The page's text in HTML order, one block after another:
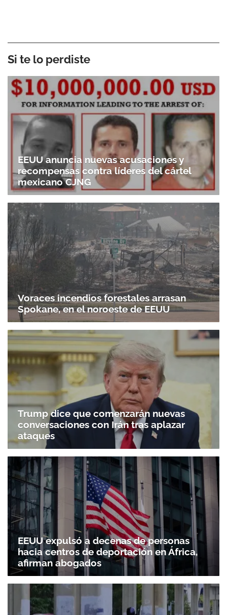
Si te lo perdiste
EEUU anuncia nuevas acusaciones y
recompensas contra líderes del cártel
mexicano CJNG
Voraces incendios forestales arrasan
Spokane, en el noroeste de EEUU
Trump dice que comenzarán nuevas
conversaciones con Irán tras aplazar
ataques
EEUU expulsó a decenas de personas
hacia centros de deportación en África,
afirman abogados